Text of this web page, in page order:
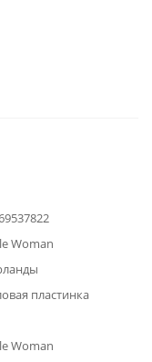
Woman
пластинка
Woman